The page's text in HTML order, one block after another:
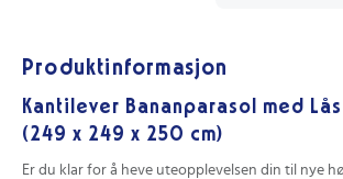
Produktinformasjon
Kantilever Bananparasol med
(249 x 249 x 250 cm)
Er du klar for å heve uteopplevelsen din til nye